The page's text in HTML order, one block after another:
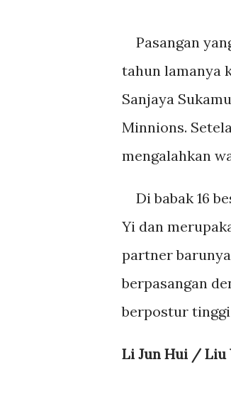
Pasangan
tahun lamanya
Sanjaya
Minnions.
mengalahkan
Di babak 16
Yi dan
partner
berpasangan
berpostur
Li Jun Hui / Liu